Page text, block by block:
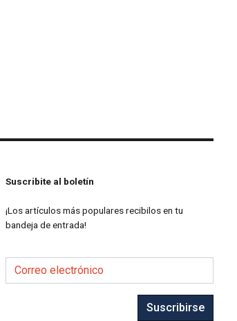
Suscribite al boletín
¡Los artículos más populares recibilos en tu
bandeja de entrada!
Correo electrónico
Suscribirse